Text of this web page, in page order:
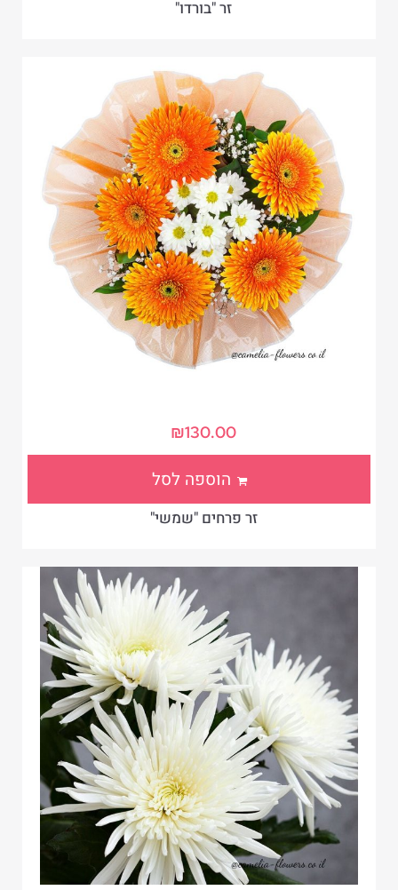
זר "בורדו"
זר פרחים "שמשי"
₪130.00
הוספה לסל